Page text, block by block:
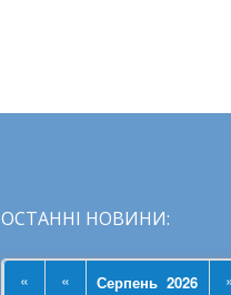
ОСТАННІ НОВИНИ:
« « Серпень 2026